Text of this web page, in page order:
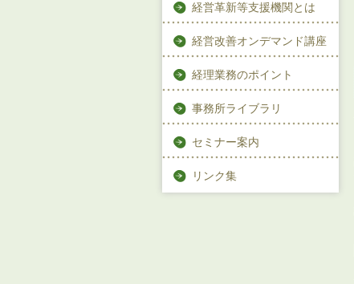
経営革新等支援機関とは
経営改善オンデマンド講座
経理業務のポイント
事務所ライブラリ
セミナー案内
リンク集